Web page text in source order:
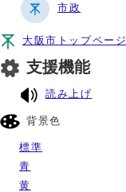
市政
大阪市トップページ
支援機能
読み上げ
背景色
標準
青
黄